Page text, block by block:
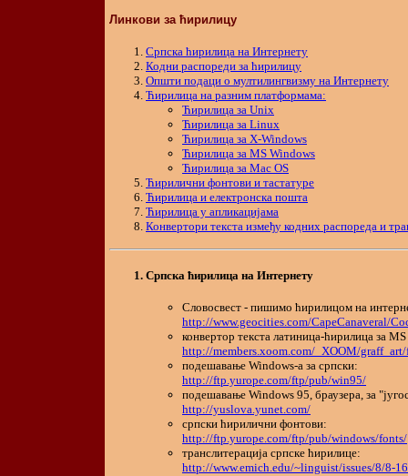
Линкови за ћирилицу
Српска ћирилица на Интернету
Кодни распореди за ћирилицу
Општи подаци о мултилингвизму на Интернету
Ћирилица на разним платформама:
Ћирилица за Unix
Ћирилица за Linux
Ћирилица за X-Windows
Ћирилица за MS Windows
Ћирилица за Mac OS
Ћирилични фонтови и тастатуре
Ћирилица и електронска пошта
Ћирилица у апликацијама
Конвертори текста између кодних распореда и
Српска ћирилица на Интернету
Словосвест - пишимо ћирилицом на
http://www.geocities.com/CapeCanaveral/
конвертор текста латиница-ћирилица за
http://members.xoom.com/_XOOM/
подешавање Windows-а за српски:
http://ftp.yurope.com/ftp/pub/win95/
подешавање Windows 95, браузера, за
http://yuslova.yunet.com/
српски ћирилични фонтови:
http://ftp.yurope.com/ftp/pub/windows/fonts/
транслитерација српске ћирилице:
http://www.emich.edu/~linguist/issues/8/8-